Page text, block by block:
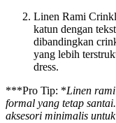
Linen Rami
katun dengan
dibandingkan
yang lebih
dress.
***Pro Tip: *Linen
formal yang tetap
aksesori minimalis